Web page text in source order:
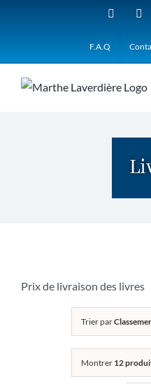
Facebook
F.A.Q
Prix de livraison des livres
Trier par
Montrer 12